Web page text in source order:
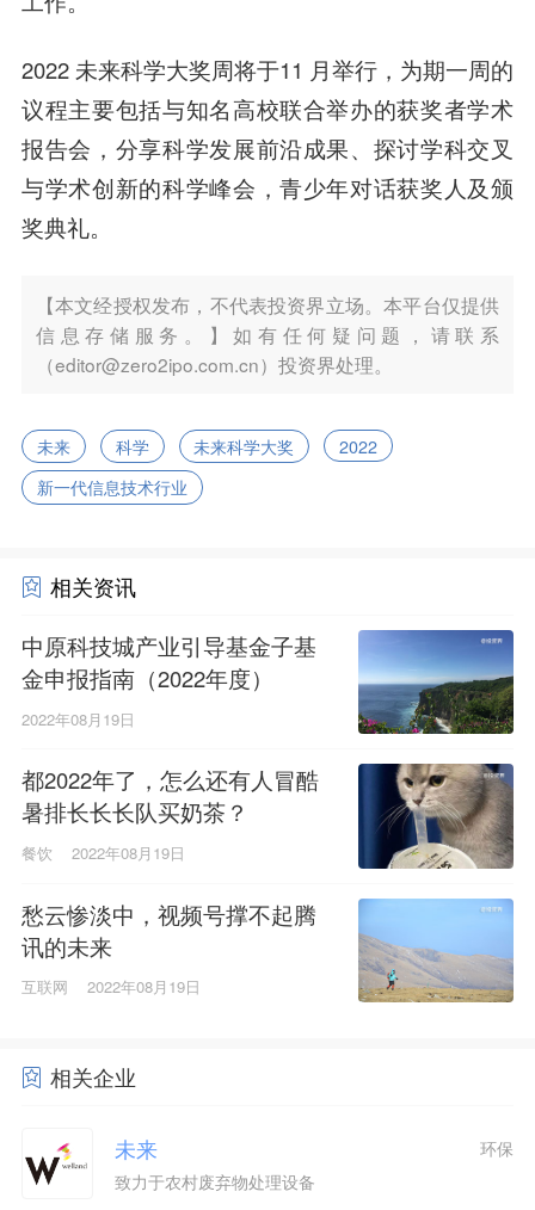
2022 未来科学大奖周将于11 月举行，为期一周的
议程主要包括与知名高校联合举办的获奖者学术
报告会，分享科学发展前沿成果、探讨学科交叉
与学术创新的科学峰会，青少年对话获奖人及颁
奖典礼。
【本文经授权发布，不代表投资界立场。本平台仅提供
信息存储服务。】如有任何疑问题，请联系
（editor@zero2ipo.com.cn）投资界处理。
未来 科学 未来科学大奖
2022
新一代信息技术行业
相关资讯
中原科技城产业引导基金子基
金申报指南（2022年度）
2022年08月19日
都2022年了，怎么还有人冒酷
暑排长长长队买奶茶？
餐饮 2022年08月19日
愁云惨淡中，视频号撑不起腾
讯的未来
互联网 2022年08月19日
相关企业
未来
致力于农村废弃物处理设备
环保